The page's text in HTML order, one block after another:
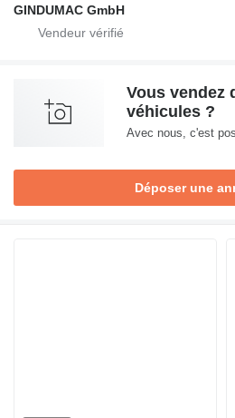
GINDUMAC GmbH
Vous vendez
véhicules ?
Avec nous, c'est
Déposer une